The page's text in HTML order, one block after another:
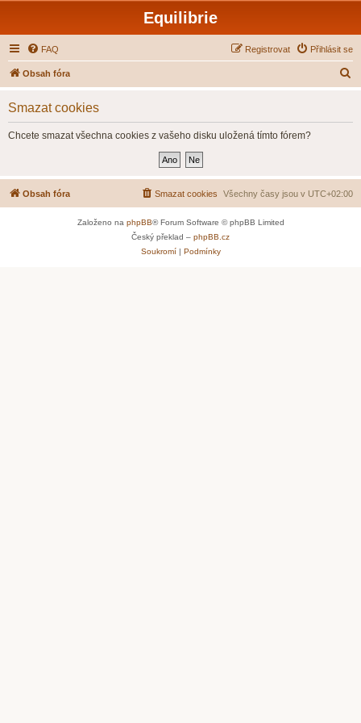
Equilibrie
FAQ Přihlásit se
Registrovat
Obsah fóra
Smazat cookies
Chcete smazat všechna cookies z vašeho disku uložená tímto fórem?
Obsah fóra Všechny časy jsou v UTC+02:00
Smazat cookies
Založeno na phpBB® Forum Software © phpBB Limited
Český překlad – phpBB.cz
Soukromí| Podmínky